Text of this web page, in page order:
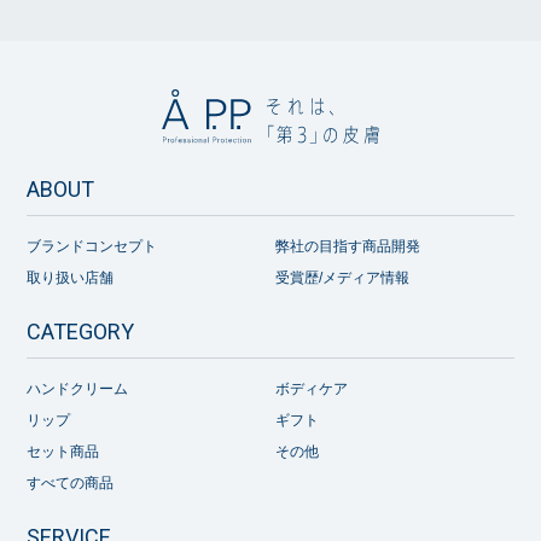
ABOUT
ブランドコンセプト
弊社の目指す商品開発
取り扱い店舗
受賞歴/メディア情報
CATEGORY
ハンドクリーム
ボディケア
リップ
ギフト
セット商品
その他
すべての商品